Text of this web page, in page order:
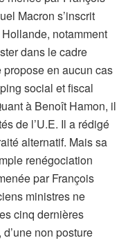
Macron s’inscrit
notamment
dans le cadre
propose en aucun cas
social et fiscal
à Benoît Hamon, il
de l’U.E. Il a rédigé
alternatif. Mais sa
renégociation
par François
ministres ne
cinq dernières
non posture